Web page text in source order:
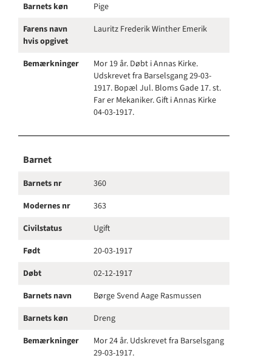
Barnets køn
Pige
Farens navn
hvis opgivet
Lauritz Frederik Winther Emerik
Bemærkninger
Mor 19 år. Døbt i Annas Kirke.
Udskrevet fra Barselsgang 29-03-
1917. Bopæl Jul. Bloms Gade 17. st.
Far er Mekaniker. Gift i Annas Kirke
04-03-1917.
Barnet
Barnets nr
360
Modernes nr
363
Civilstatus
Ugift
Født
20-03-1917
Døbt
02-12-1917
Barnets navn
Børge Svend Aage Rasmussen
Barnets køn
Dreng
Bemærkninger
Mor 24 år. Udskrevet fra Barselsgang
29-03-1917.